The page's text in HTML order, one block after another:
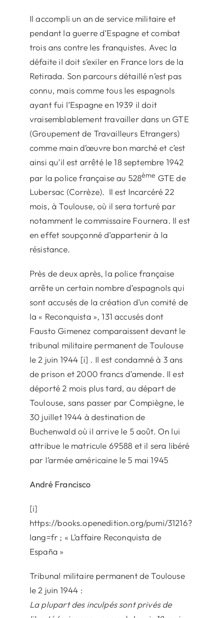
Il accompli un an de service militaire et
pendant la guerre d’Espagne et combat
trois ans contre les franquistes. Avec la
défaite il doit s’exiler en France lors de la
Retirada. Son parcours détaillé n’est pas
connu, mais comme tous les espagnols
ayant fui l’Espagne en 1939 il doit
vraisemblablement travailler dans un GTE
(Groupement de Travailleurs Etrangers)
comme main d’œuvre bon marché et c’est
ainsi qu’il est arrêté le 18 septembre 1942
par la police française au 528ème GTE de
Lubersac (Corrèze). Il est Incarcéré 22
mois, à Toulouse, où il sera torturé par
notamment le commissaire Fournera. Il est
en effet soupçonné d’appartenir à la
résistance.
Près de deux après, la police française
arrête un certain nombre d’espagnols qui
sont accusés de la création d’un comité de
la « Reconquista », 131 accusés dont
Fausto Gimenez comparaissent devant le
tribunal militaire permanent de Toulouse
le 2 juin 1944 [i] . Il est condamné à 3 ans
de prison et 2000 francs d’amende. Il est
déporté 2 mois plus tard, au départ de
Toulouse, sans passer par Compiègne, le
30 juillet 1944 à destination de
Buchenwald où il arrive le 5 août. On lui
attribue le matricule 69588 et il sera libéré
par l’armée américaine le 5 mai 1945
André Francisco
[i]
https://books.openedition.org/pumi/31216?
lang=fr ; « L’affaire Reconquista de
España »
Tribunal militaire permanent de Toulouse
le 2 juin 1944 :
La plupart des inculpés sont privés de